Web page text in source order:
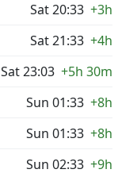
Sat 20:33 +3h
Sat 21:33 +4h
Sat 23:03 +5h 30m
Sun 01:33 +8h
Sun 01:33 +8h
Sun 02:33 +9h